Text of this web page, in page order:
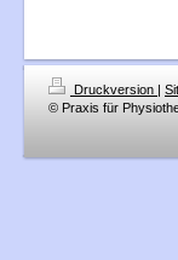
Druckversion |
© Praxis für